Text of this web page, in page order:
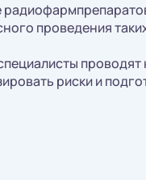
проведения
проводят
риски и